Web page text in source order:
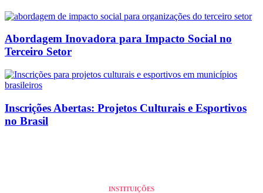
Abordagem Inovadora para Impacto Social no
Terceiro Setor
Inscrições Abertas: Projetos Culturais e Esportivos
no Brasil
INSTITUIÇÕES